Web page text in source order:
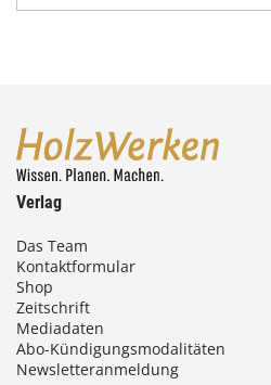
Verlag
Das Team
Kontaktformular
Shop
Zeitschrift
Mediadaten
Abo-Kündigungsmodalitäten
Newsletteranmeldung